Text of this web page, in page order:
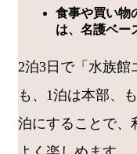
食事や買い物
は、名護ベー
2泊3日で「水族館
も、1泊は本部、
泊にすることで、